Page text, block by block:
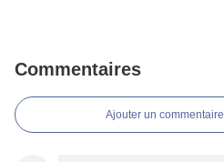
Commentaires
Ajouter un commentaire